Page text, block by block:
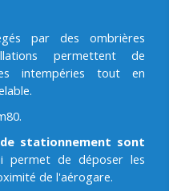
par des ombrières
permettent de
intempéries tout en
stationnement sont
permet de déposer les
de l'aérogare.